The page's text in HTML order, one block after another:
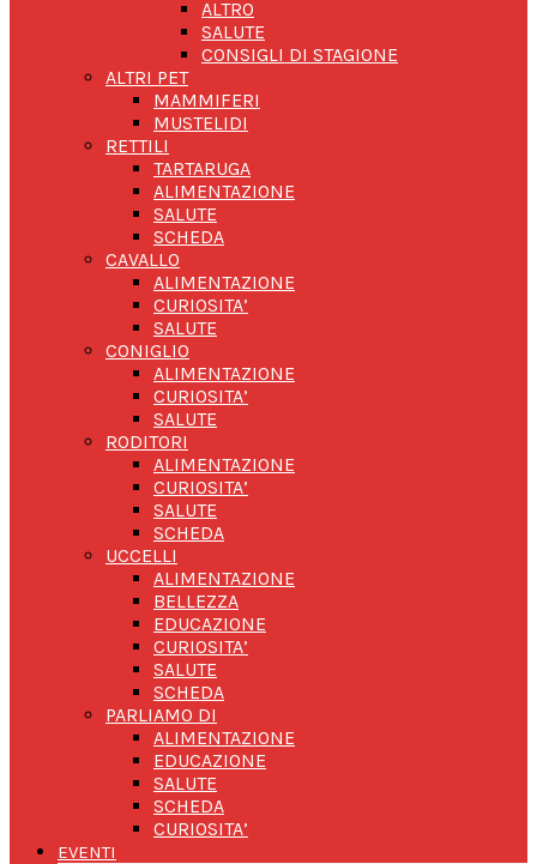
ALTRO
SALUTE
CONSIGLI DI STAGIONE
ALTRI PET
MAMMIFERI
MUSTELIDI
RETTILI
TARTARUGA
ALIMENTAZIONE
SALUTE
SCHEDA
CAVALLO
ALIMENTAZIONE
CURIOSITA’
SALUTE
CONIGLIO
ALIMENTAZIONE
CURIOSITA’
SALUTE
RODITORI
ALIMENTAZIONE
CURIOSITA’
SALUTE
SCHEDA
UCCELLI
ALIMENTAZIONE
BELLEZZA
EDUCAZIONE
CURIOSITA’
SALUTE
SCHEDA
PARLIAMO DI
ALIMENTAZIONE
EDUCAZIONE
SALUTE
SCHEDA
CURIOSITA’
EVENTI